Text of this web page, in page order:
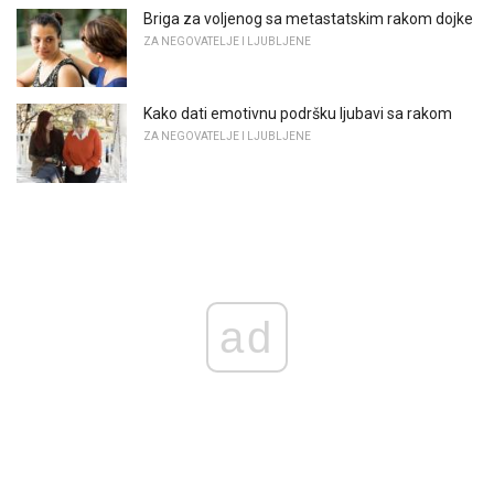
Briga za voljenog sa metastatskim rakom dojke
ZA NEGOVATELJE I LJUBLJENE
Kako dati emotivnu podršku ljubavi sa rakom
ZA NEGOVATELJE I LJUBLJENE
ad